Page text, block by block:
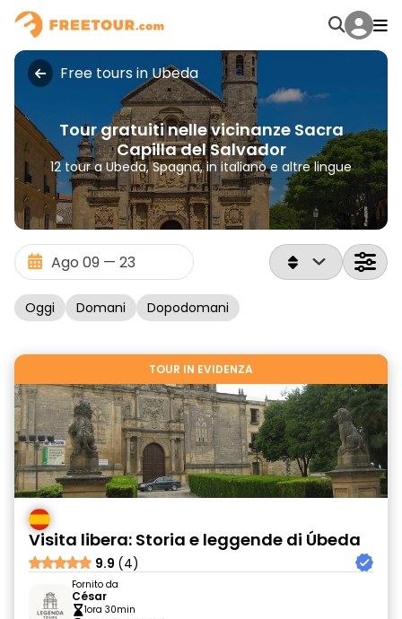
Free tours in Ubeda
Tour gratuiti nelle vicinanze Sacra
Capilla del Salvador
12 tour a Ubeda, Spagna, in italiano e altre lingue
Oggi Domani Dopodomani
TOUR IN EVIDENZA
Visita libera: Storia e leggende di Úbeda
9.9 (4)
Fornito da
César
1ora 30min